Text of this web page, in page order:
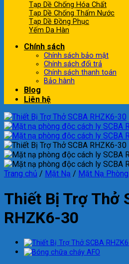
Tạp Dề Chống Hóa Chất
Tạp Dề Chống Thấm Nước
Tạp Dề Đồng Phục
Yếm Da Hàn
Chính sách
Chính sách bảo mật
Chính sách đổi trả
Chính sách thanh toán
Bảo hành
Blog
Liên hệ
Trang chủ / Mặt Nạ / Mặt Nạ
Thiết Bị Trợ Thở
RHZK6-30